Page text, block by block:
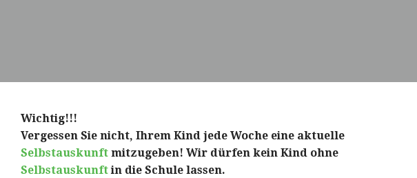
Wichtig!!!
Vergessen Sie nicht, Ihrem Kind jede Woche eine aktuelle
Selbstauskunft mitzugeben! Wir dürfen kein Kind ohne
Selbstauskunft in die Schule lassen.